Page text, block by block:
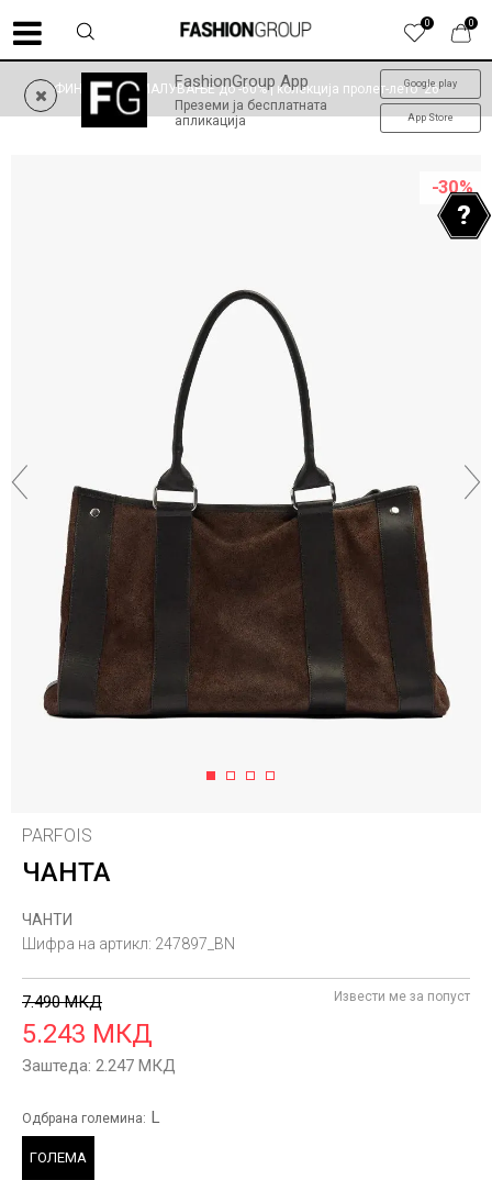
0
0
FashionGroup App
Преземи ја бесплатната
апликација
Google play
App Store
ФИНАЛНО НАМАЛУВАЊЕ до -60% | колекција пролет-лето '26
1 2 3 4
-30%
PARFOIS
ЧАНТА
ЧАНТИ
Шифра на артикл: 247897_BN
7.490 МКД
5.243 МКД
Заштеда: 2.247 МКД
Извести ме за попуст
Одбрана големина: L
ГОЛЕМА